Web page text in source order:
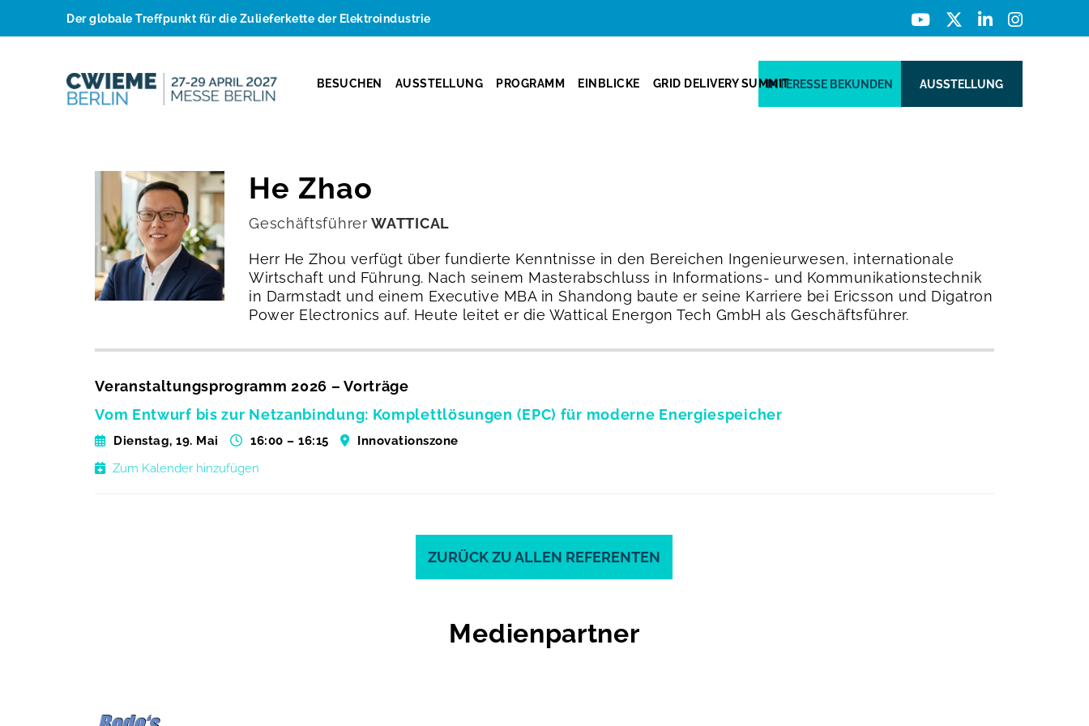
Der globale Treffpunkt für die Zulieferkette der Elektroindustrie
BESUCHEN AUSSTELLUNG PROGRAMM EINBLICKE GRID DELIVERY SUMMITINTERESSE BEKUNDEN AUSSTELLUNG
He Zhao
Geschäftsführer WATTICAL
Herr He Zhou verfügt über fundierte Kenntnisse in den Bereichen Ingenieurwesen, internationale
Wirtschaft und Führung. Nach seinem Masterabschluss in Informations- und Kommunikationstechnik
in Darmstadt und einem Executive MBA in Shandong baute er seine Karriere bei Ericsson und Digatron
Power Electronics auf. Heute leitet er die Wattical Energon Tech GmbH als Geschäftsführer.
Veranstaltungsprogramm 2026 – Vorträge
Vom Entwurf bis zur Netzanbindung: Komplettlösungen (EPC) für moderne Energiespeicher
Dienstag, 19. Mai 16:00 – 16:15
Innovationszone
Zum Kalender hinzufügen
ZURÜCK ZU ALLEN REFERENTEN
Medienpartner